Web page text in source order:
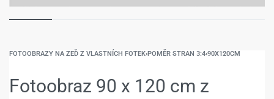
FOTOOBRAZY NA ZEĎ Z VLASTNÍCH FOTEK›POMĚR STRAN 3:4›90X120CM
Fotoobraz 90 x 120 cm z